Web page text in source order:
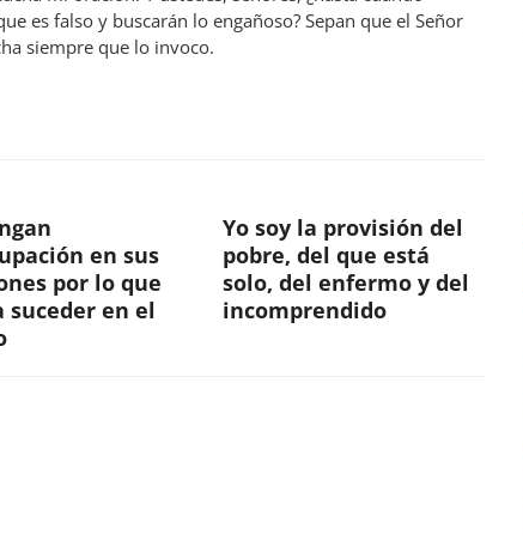
es falso y buscarán lo engañoso? Sepan que el Señor
siempre que lo invoco.
en sus
por lo que
suceder en el
Yo soy la provisión del
pobre, del que está
solo, del enfermo y del
incomprendido